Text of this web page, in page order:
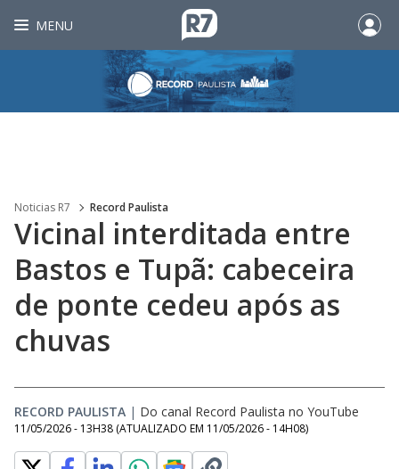
MENU
Noticias R7 Record Paulista
Vicinal interditada entre
Bastos e Tupã: cabeceira
de ponte cedeu após as
chuvas
RECORD PAULISTA | Do canal Record Paulista no YouTube
11/05/2026 - 13H38 (ATUALIZADO EM 11/05/2026 - 14H08)